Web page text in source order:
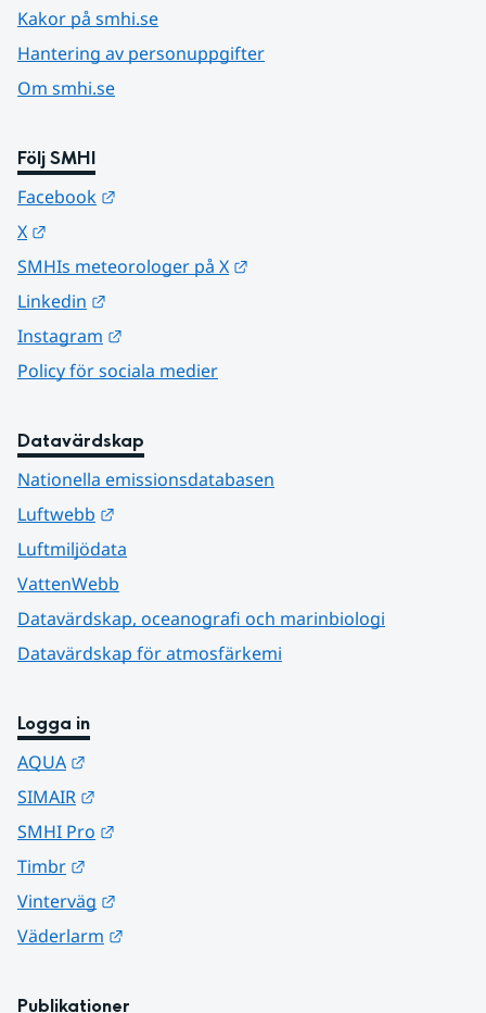
Kakor på smhi.se
Hantering av personuppgifter
Om smhi.se
Följ SMHI
Facebook
X
SMHIs meteorologer på X
Linkedin
Instagram
Policy för sociala medier
Datavärdskap
Nationella emissionsdatabasen
Luftwebb
Luftmiljödata
VattenWebb
Datavärdskap, oceanografi och marinbiologi
Datavärdskap för atmosfärkemi
Logga in
AQUA
SIMAIR
SMHI Pro
Timbr
Vinterväg
Väderlarm
Publikationer